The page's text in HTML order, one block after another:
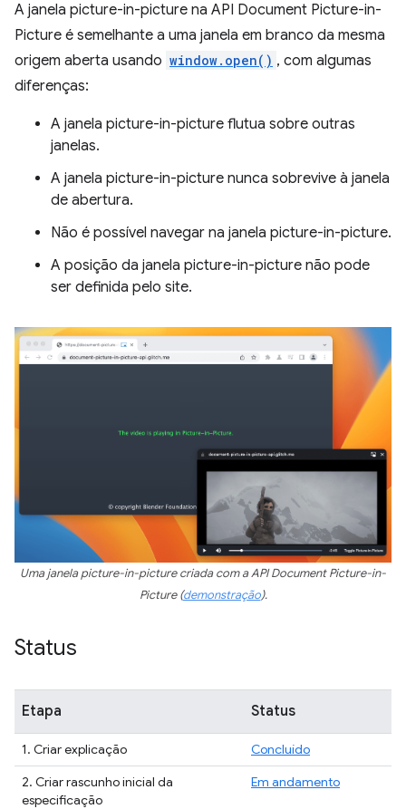
A janela picture-in-picture na API Document Picture-in-
Picture é semelhante a uma janela em branco da mesma
origem aberta usando window.open() , com algumas
diferenças:
A janela picture-in-picture flutua sobre outras
janelas.
A janela picture-in-picture nunca sobrevive à janela
de abertura.
Não é possível navegar na janela picture-in-picture.
A posição da janela picture-in-picture não pode
ser definida pelo site.
Uma janela picture-in-picture criada com a API Document Picture-in-
Picture (demonstração).
Status
Etapa Status
1. Criar explicação
Concluído
2. Criar rascunho inicial da
especificação
Em andamento